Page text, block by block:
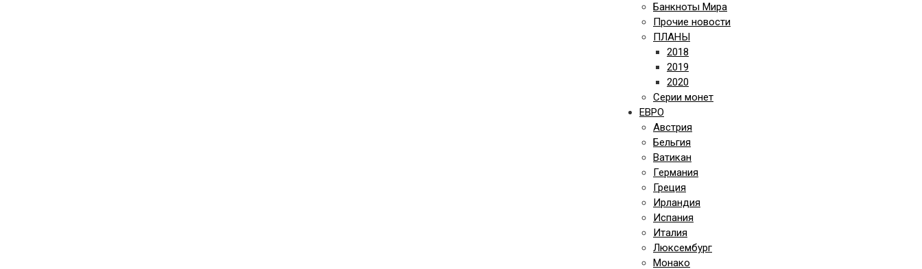
Банкноты Мира
Прочие новости
ПЛАНЫ
2018
2019
2020
Серии монет
ЕВРО
Австрия
Бельгия
Ватикан
Германия
Греция
Ирландия
Испания
Италия
Люксембург
Монако